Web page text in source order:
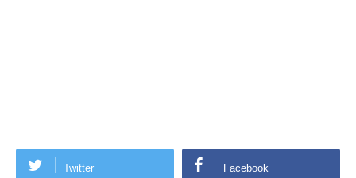
Twitter Facebook